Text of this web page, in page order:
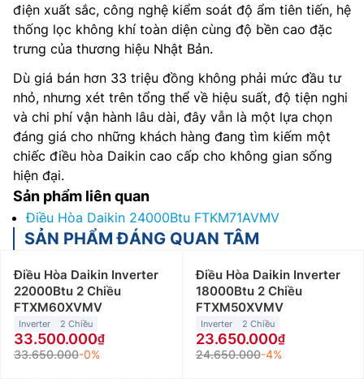
điện xuất sắc, công nghệ kiểm soát độ ẩm tiên tiến, hệ
thống lọc không khí toàn diện cùng độ bền cao đặc
trưng của thương hiệu Nhật Bản.
Dù giá bán hơn 33 triệu đồng không phải mức đầu tư
nhỏ, nhưng xét trên tổng thể về hiệu suất, độ tiện nghi
và chi phí vận hành lâu dài, đây vẫn là một lựa chọn
đáng giá cho những khách hàng đang tìm kiếm một
chiếc điều hòa Daikin cao cấp cho không gian sống
hiện đại.
Sản phẩm liên quan
Điều Hòa Daikin 24000Btu FTKM71AVMV
SẢN PHẨM ĐÁNG QUAN TÂM
Điều Hòa Daikin Inverter
22000Btu 2 Chiều
FTXM60XVMV
Inverter 2 Chiều
33.500.000
33.650.000-0%
Điều Hòa Daikin Inverter
18000Btu 2 Chiều
FTXM50XVMV
Inverter 2 Chiều
23.650.000
24.650.000-4%